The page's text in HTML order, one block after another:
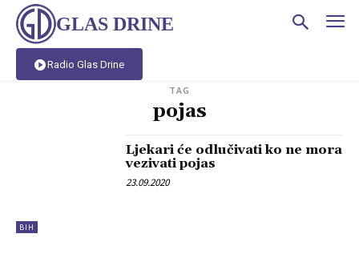
GLAS DRINE
Radio Glas Drine
TAG
pojas
BIH
Ljekari će odlučivati ko ne mora
vezivati pojas
23.09.2020